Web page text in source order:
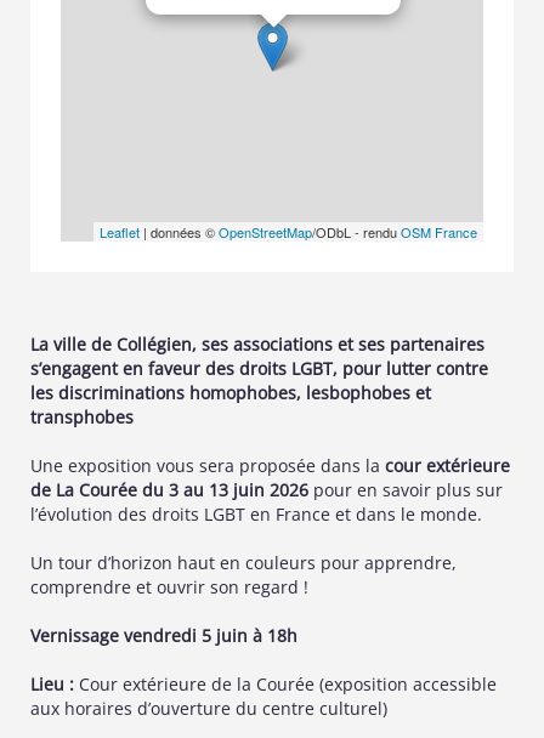
Leaflet | données ©OpenStreetMap/ODbL - renduOSM France
La ville de Collégien, ses associations et ses partenaires
s’engagent en faveur des droits LGBT, pour lutter contre
les discriminations homophobes, lesbophobes et
transphobes
Une exposition vous sera proposée dans la cour extérieure
de La Courée du 3 au 13 juin 2026 pour en savoir plus sur
l’évolution des droits LGBT en France et dans le monde.
Un tour d’horizon haut en couleurs pour apprendre,
comprendre et ouvrir son regard !
Vernissage vendredi 5 juin à 18h
Lieu : Cour extérieure de la Courée (exposition accessible
aux horaires d’ouverture du centre culturel)